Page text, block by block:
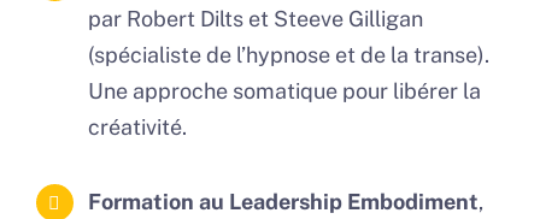
par Robert Dilts et Steeve Gilligan
(spécialiste de l’hypnose et de la transe).
Une approche somatique pour libérer la
créativité.
Formation au Leadership Embodiment,